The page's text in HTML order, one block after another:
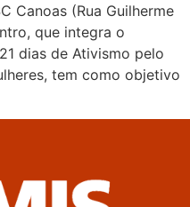
Canoas (Rua Guilherme
que integra o
dias de Ativismo pelo
tem como objetivo